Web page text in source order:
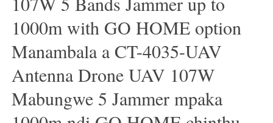
1000m with GO HOME option
Manambala a CT-4035-UAV
Antenna Drone UAV 107W
Mabungwe 5 Jammer mpaka